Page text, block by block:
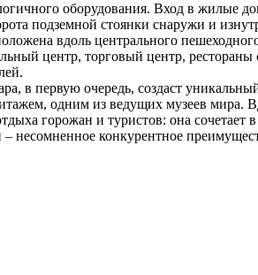
оборудования. Вход в
подземной стоянки снаружи и
вдоль центрального
центр, торговый центр,
в первую очередь, создаст
одним из ведущих музеев
горожан и туристов: она
несомненное конкурентное